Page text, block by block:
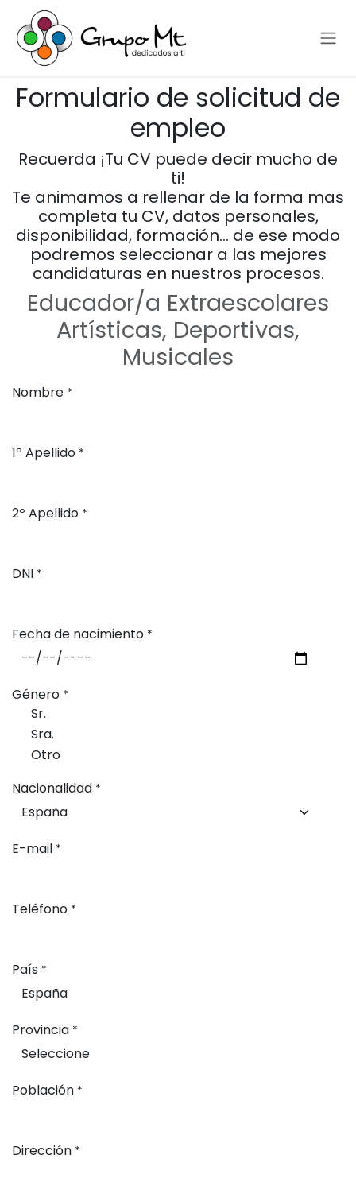
Ir al contenido
Formulario de solicitud de
empleo
Recuerda ¡Tu CV puede decir mucho de
ti!
Te animamos a rellenar de la forma mas
completa tu CV, datos personales,
disponibilidad, formación… de ese modo
podremos seleccionar a las mejores
candidaturas en nuestros procesos.
Educador/a Extraescolares
Artísticas, Deportivas,
Musicales
Nombre *
1º Apellido *
2º Apellido *
DNI *
Fecha de nacimiento *
Género *
Sr.
Sra.
Otro
Nacionalidad *
E-mail *
Teléfono *
País *
Provincia *
Población *
Dirección *